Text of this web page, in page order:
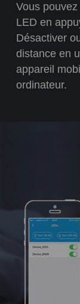
Vous
LED en
Désactiver
distance en
appareil
ordinateur.